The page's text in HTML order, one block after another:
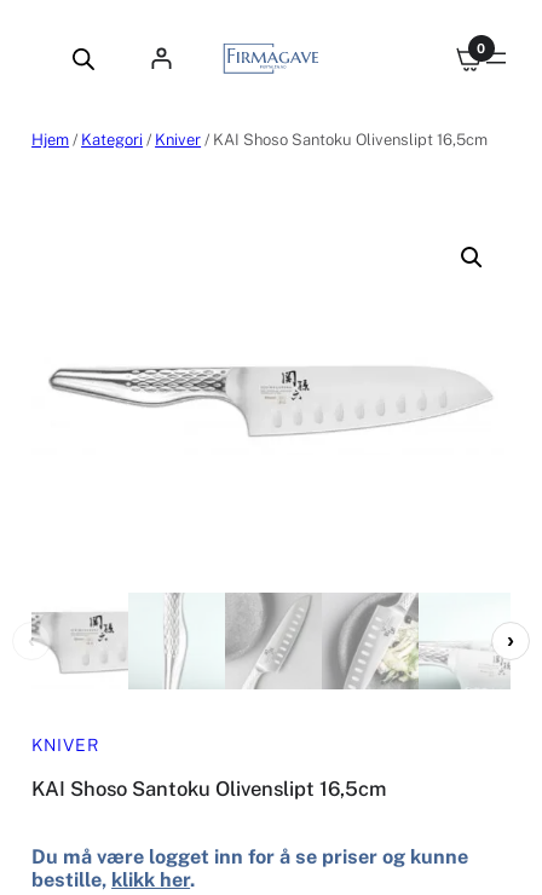
0
Hjem / Kategori / Kniver / KAI Shoso Santoku Olivenslipt 16,5cm
‹ ›
KNIVER
KAI Shoso Santoku Olivenslipt 16,5cm
Du må være logget inn for å se priser og kunne
bestille, klikk her.